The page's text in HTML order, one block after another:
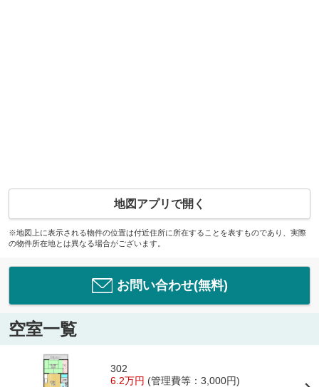
地図アプリで開く
※地図上に表示される物件の位置は付近住所に所在することを表すものであり、実際
の物件所在地とは異なる場合がございます。
お問い合わせ(無料)
空室一覧
302
6.2万円 (管理費等：3,000円)